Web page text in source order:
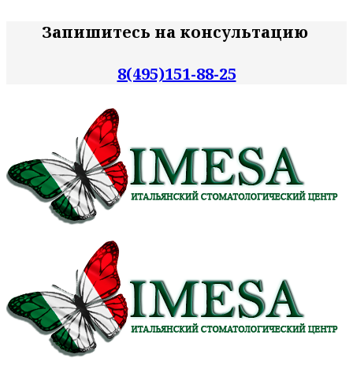
Запишитесь на консультацию
8(495)151-88-25